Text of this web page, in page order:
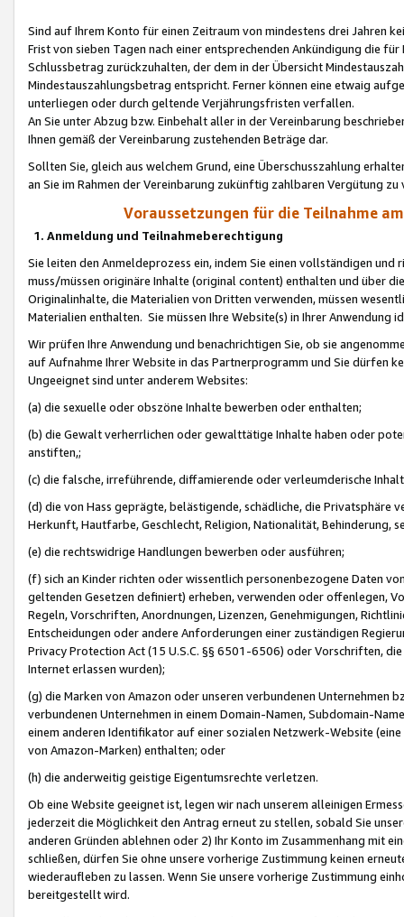
Sind auf Ihrem Konto für einen Zeitraum von mindestens drei Jahren
Frist von sieben Tagen nach einer entsprechenden Ankündigung die
Schlussbetrag zurückzuhalten, der dem in der Übersicht
Mindestauszahlungsbetrag entspricht. Ferner können eine etwaig
unterliegen oder durch geltende Verjährungsfristen verfallen.
An Sie unter Abzug bzw. Einbehalt aller in der Vereinbarung
Ihnen gemäß der Vereinbarung zustehenden Beträge dar.
Sollten Sie, gleich aus welchem Grund, eine Überschusszahlung
an Sie im Rahmen der Vereinbarung zukünftig zahlbaren Vergütung zu
Voraussetzungen für die Teilnahme
1. Anmeldung und Teilnahmeberechtigung
Sie leiten den Anmeldeprozess ein, indem Sie einen vollständigen
muss/müssen originäre Inhalte (original content) enthalten und über
Originalinhalte, die Materialien von Dritten verwenden, müssen
Materialien enthalten. Sie müssen Ihre Website(s) in Ihrer Anwendung
Wir prüfen Ihre Anwendung und benachrichtigen Sie, ob sie
auf Aufnahme Ihrer Website in das Partnerprogramm und Sie dürfen
Ungeeignet sind unter anderem Websites:
(a) die sexuelle oder obszöne Inhalte bewerben oder enthalten;
(b) die Gewalt verherrlichen oder gewalttätige Inhalte haben oder
anstiften,;
(c) die falsche, irreführende, diffamierende oder verleumderische
(d) die von Hass geprägte, belästigende, schädliche, die Privatsphäre
Herkunft, Hautfarbe, Geschlecht, Religion, Nationalität, Behinderung,
(e) die rechtswidrige Handlungen bewerben oder ausführen;
(f) sich an Kinder richten oder wissentlich personenbezogene Daten
geltenden Gesetzen definiert) erheben, verwenden oder offenlegen,
Regeln, Vorschriften, Anordnungen, Lizenzen, Genehmigungen,
Entscheidungen oder andere Anforderungen einer zuständigen
Privacy Protection Act (15 U.S.C. §§ 6501-6506) oder Vorschriften,
Internet erlassen wurden);
(g) die Marken von Amazon oder unseren verbundenen Unternehmen
verbundenen Unternehmen in einem Domain-Namen, Subdomain-
einem anderen Identifikator auf einer sozialen Netzwerk-Website
von Amazon-Marken) enthalten; oder
(h) die anderweitig geistige Eigentumsrechte verletzen.
Ob eine Website geeignet ist, legen wir nach unserem alleinigen
jederzeit die Möglichkeit den Antrag erneut zu stellen, sobald Sie
anderen Gründen ablehnen oder 2) Ihr Konto im Zusammenhang mit
schließen, dürfen Sie ohne unsere vorherige Zustimmung keinen
wiederaufleben zu lassen. Wenn Sie unsere vorherige Zustimmung
bereitgestellt wird.